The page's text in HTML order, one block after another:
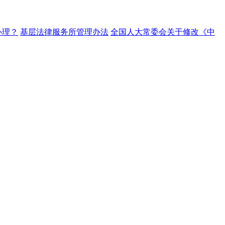
？ 基层法律服务所管理办法 全国人大常委会关于修改《中